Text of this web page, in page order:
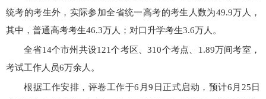
统考的考生外，实际参加全省统一高考的考生人数为49.9万人，
其中，普通高考考生46.3万人；对口升学考生3.6万人。
全省14个市州共设121个考区、310个考点、1.89万间考室，
考试工作人员6万余人。
根据工作安排，评卷工作于6月9日正式启动，预计6月25日